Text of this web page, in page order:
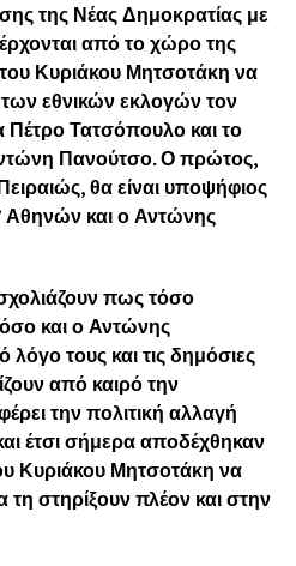
της Νέας Δημοκρατίας με
από το χώρο της
Κυριάκου Μητσοτάκη να
εθνικών εκλογών τον
Τατσόπουλο και το
Πανούτσο. Ο πρώτος,
θα είναι υποψήφιος
Αθηνών και ο Αντώνης
πως τόσο
και ο Αντώνης
τους και τις δημόσιες
από καιρό την
την πολιτική αλλαγή
έτσι σήμερα αποδέχθηκαν
Κυριάκου Μητσοτάκη να
στηρίξουν πλέον και στην